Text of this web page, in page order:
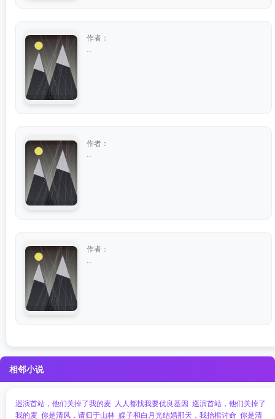
作者：
作者：
作者：
相邻小说
巡演首站，他们关掉了我的麦 人人都找我要优良基因 巡演首站，他们关掉了
我的麦 你是清风，请归于山林 嫂子和白月光结婚那天，我抬棺讨命 你是清